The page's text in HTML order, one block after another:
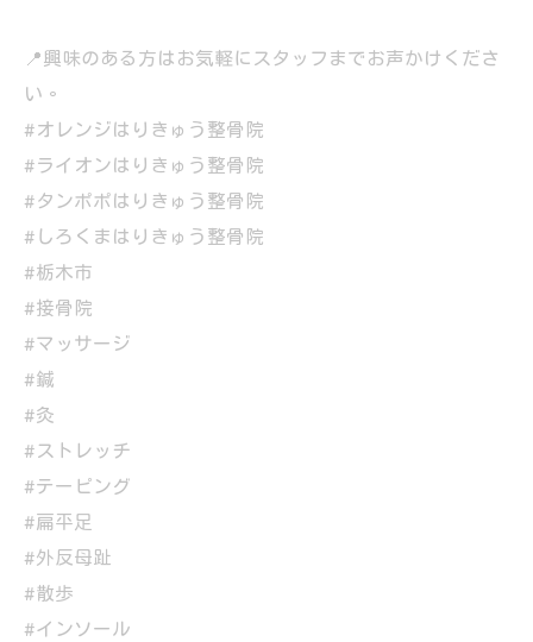
📍興味のある方はお気軽にスタッフまでお声かけくださ
い。
#オレンジはりきゅう整骨院
#ライオンはりきゅう整骨院
#タンポポはりきゅう整骨院
#しろくまはりきゅう整骨院
#栃木市
#接骨院
#マッサージ
#鍼
#灸
#ストレッチ
#テーピング
#扁平足
#外反母趾
#散歩
#インソール